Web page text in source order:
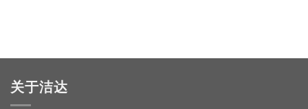
关于洁达